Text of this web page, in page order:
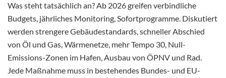
Was steht tatsächlich an? Ab 2026 greifen verbindliche
Budgets, jährliches Monitoring, Sofortprogramme. Diskutiert
werden strengere Gebäudestandards, schneller Abschied
von Öl und Gas, Wärmenetze, mehr Tempo 30, Null-
Emissions-Zonen im Hafen, Ausbau von ÖPNV und Rad.
Jede Maßnahme muss in bestehendes Bundes- und EU-